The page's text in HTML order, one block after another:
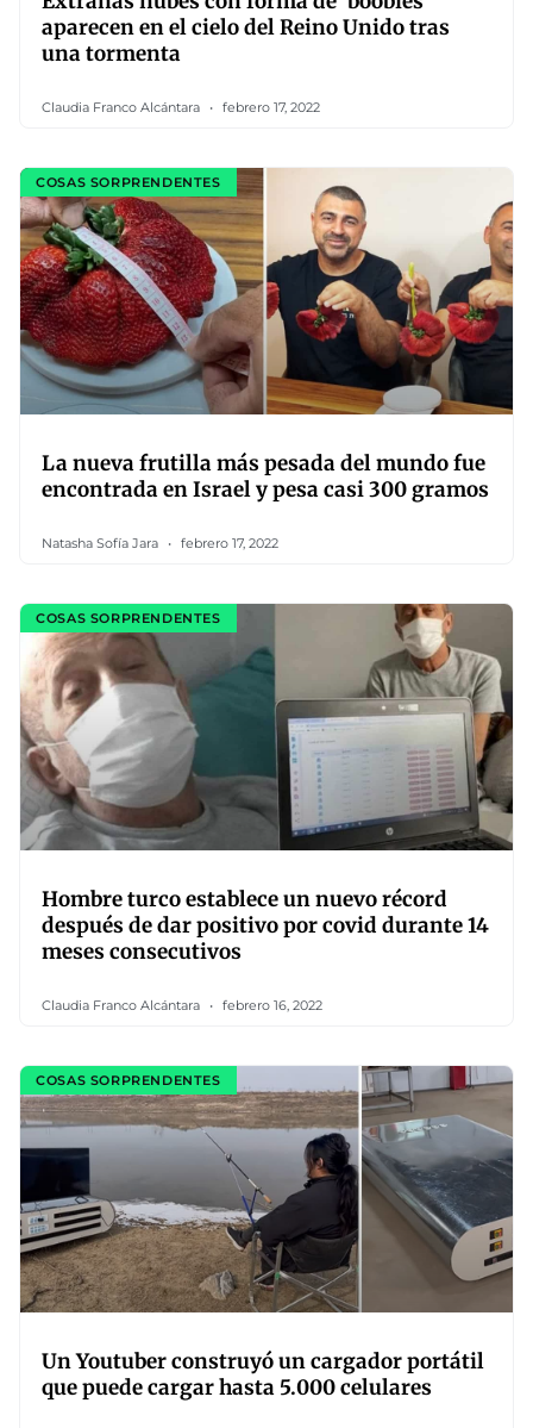
aparecen en el cielo del Reino Unido tras
una tormenta
Claudia Franco Alcántara febrero 17, 2022
COSAS SORPRENDENTES
La nueva frutilla más pesada del mundo fue
encontrada en Israel y pesa casi 300 gramos
Natasha Sofía Jara febrero 17, 2022
COSAS SORPRENDENTES
Hombre turco establece un nuevo récord
después de dar positivo por covid durante 14
meses consecutivos
Claudia Franco Alcántara febrero 16, 2022
COSAS SORPRENDENTES
Un Youtuber construyó un cargador portátil
que puede cargar hasta 5.000 celulares